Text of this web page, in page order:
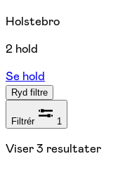
Holstebro
2 hold
Se hold
Ryd filtre
Filtrér 1
Viser3 resultater